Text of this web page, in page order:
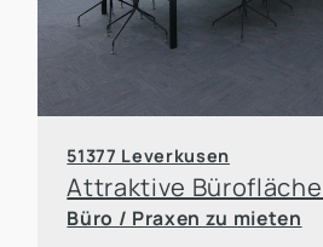
51377 Leverkusen
Büro / Praxen zu mieten